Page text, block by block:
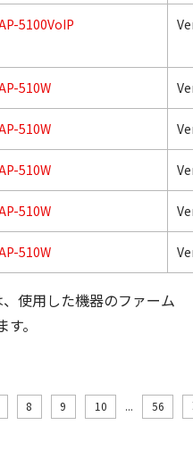
5100VoIP
510W
510W
510W
510W
510W
使用した機器のファーム
。
8 9 10 ... 56